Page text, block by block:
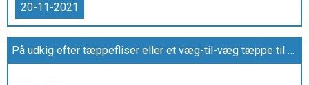
20-11-2021
På udkig efter tæppefliser eller et væg-til-væg tæppe til erhverv? Så besøg jcgulve.dk